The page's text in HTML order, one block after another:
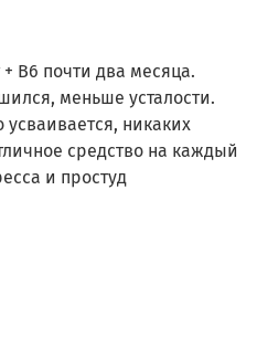
В6 почти два месяца.
меньше усталости.
никаких
средство на каждый
и простуд